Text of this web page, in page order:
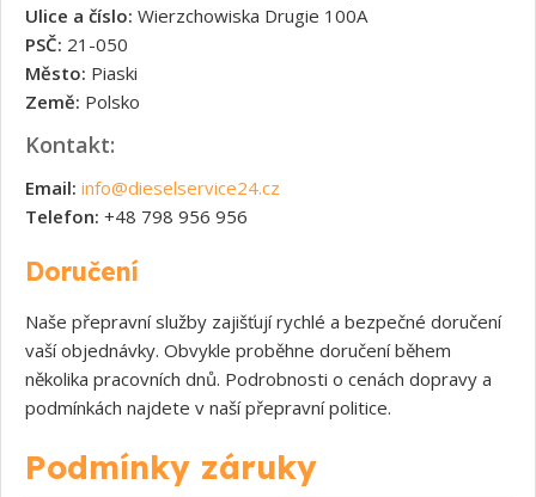
Ulice a číslo: Wierzchowiska Drugie 100A
PSČ: 21-050
Město: Piaski
Země: Polsko
Kontakt:
Email: info@dieselservice24.cz
Telefon: +48 798 956 956
Doručení
Naše přepravní služby zajišťují rychlé a bezpečné doručení
vaší objednávky. Obvykle proběhne doručení během
několika pracovních dnů. Podrobnosti o cenách dopravy a
podmínkách najdete v naší přepravní politice.
Podmínky záruky